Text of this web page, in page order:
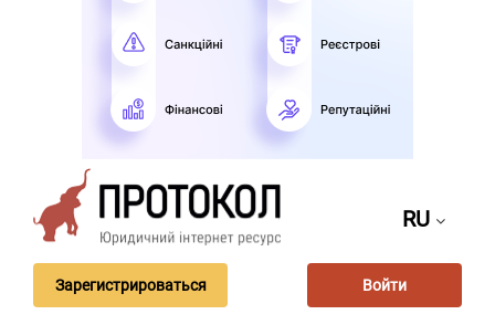
RU
Зарегистрироваться Войти